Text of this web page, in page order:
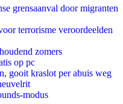
grensaanval door migranten
terrorisme veroordeelden
zomers
op pc
gooit kraslot per abuis weg
modus